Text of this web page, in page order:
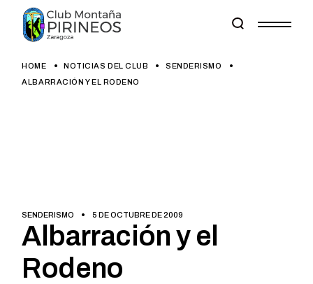
content
HOME NOTICIAS DEL CLUB
SENDERISMO
ALBARRACIÓN Y EL RODENO
SENDERISMO 5 DE OCTUBRE DE 2009
Albarración y el
Rodeno